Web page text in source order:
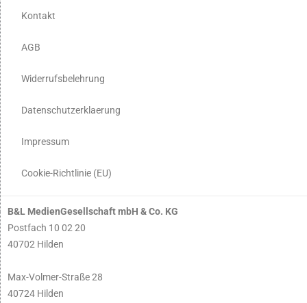
Kontakt
AGB
Widerrufsbelehrung
Datenschutzerklaerung
Impressum
Cookie-Richtlinie (EU)
B&L MedienGesellschaft mbH & Co. KG
Postfach 10 02 20
40702 Hilden
Max-Volmer-Straße 28
40724 Hilden